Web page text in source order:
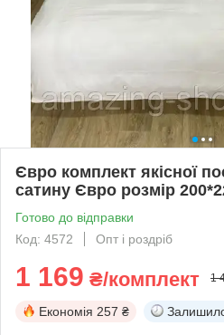
Євро комплект якісної
сатину Євро розмір
Готово до відправки
Код: 4572
Опт і роздріб
1 169 ₴/комплект 1
Економія 257 ₴